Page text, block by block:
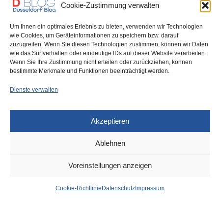
Cookie-Zustimmung verwalten
Um Ihnen ein optimales Erlebnis zu bieten, verwenden wir Technologien
wie Cookies, um Geräteinformationen zu speichern bzw. darauf
zuzugreifen. Wenn Sie diesen Technologien zustimmen, können wir Daten
wie das Surfverhalten oder eindeutige IDs auf dieser Website verarbeiten.
Wenn Sie Ihre Zustimmung nicht erteilen oder zurückziehen, können
bestimmte Merkmale und Funktionen beeinträchtigt werden.
Dienste verwalten
Akzeptieren
Ablehnen
Voreinstellungen anzeigen
Cookie-Richtlinie Datenschutz Impressum
IMPRESSUM DATENSCHUTZ COOKIE-RICHTLINIE (EU)